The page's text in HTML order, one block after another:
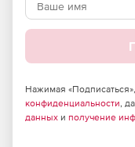
сертификатами
Большие
настройке в
Высокая
нагрузке на
Нажимая
конфиденциальности,
данных и получение